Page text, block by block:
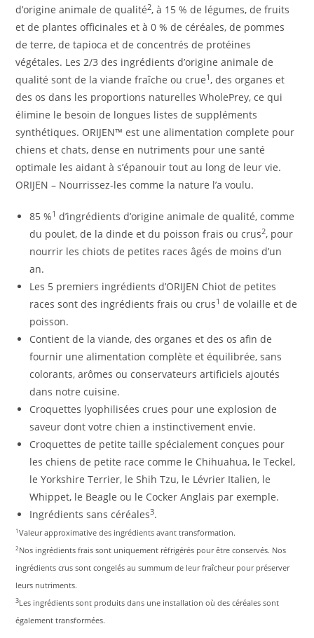
d’origine animale de qualité2, à 15 % de légumes, de fruits
et de plantes officinales et à 0 % de céréales, de pommes
de terre, de tapioca et de concentrés de protéines
végétales. Les 2/3 des ingrédients d’origine animale de
qualité sont de la viande fraîche ou crue1, des organes et
des os dans les proportions naturelles WholePrey, ce qui
élimine le besoin de longues listes de suppléments
synthétiques. ORIJEN™ est une alimentation complete pour
chiens et chats, dense en nutriments pour une santé
optimale les aidant à s’épanouir tout au long de leur vie.
ORIJEN – Nourrissez-les comme la nature l’a voulu.
85 %1 d’ingrédients d’origine animale de qualité, comme
du poulet, de la dinde et du poisson frais ou crus2, pour
nourrir les chiots de petites races âgés de moins d’un
an.
Les 5 premiers ingrédients d’ORIJEN Chiot de petites
races sont des ingrédients frais ou crus1 de volaille et de
poisson.
Contient de la viande, des organes et des os afin de
fournir une alimentation complète et équilibrée, sans
colorants, arômes ou conservateurs artificiels ajoutés
dans notre cuisine.
Croquettes lyophilisées crues pour une explosion de
saveur dont votre chien a instinctivement envie.
Croquettes de petite taille spécialement conçues pour
les chiens de petite race comme le Chihuahua, le Teckel,
le Yorkshire Terrier, le Shih Tzu, le Lévrier Italien, le
Whippet, le Beagle ou le Cocker Anglais par exemple.
Ingrédients sans céréales3.
1Valeur approximative des ingrédients avant transformation.
2Nos ingrédients frais sont uniquement réfrigérés pour être conservés. Nos
ingrédients crus sont congelés au summum de leur fraîcheur pour préserver
leurs nutriments.
3Les ingrédients sont produits dans une installation où des céréales sont
également transformées.